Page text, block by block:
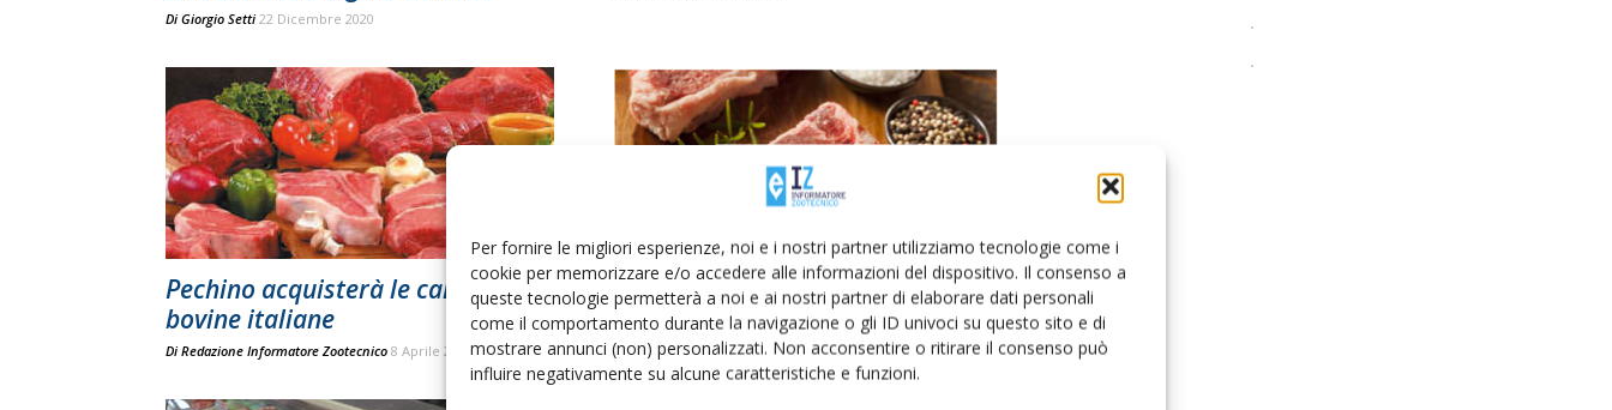
Per fornire le migliori esperienze, noi e i nostri partner utilizziamo tecnologie come i
cookie per memorizzare e/o accedere alle informazioni del dispositivo. Il consenso a
queste tecnologie permetterà a noi e ai nostri partner di elaborare dati personali
come il comportamento durante la navigazione o gli ID univoci su questo sito e di
mostrare annunci (non) personalizzati. Non acconsentire o ritirare il consenso può
influire negativamente su alcune caratteristiche e funzioni.
Di Giorgio Setti 22 Dicembre 2020
Pechino acquisterà le carni
bovine italiane
Di Redazione Informatore Zootecnico 8 Aprile 2020
Convegno a Padova: i punti chiave
della zootecnia bovina da carne
DiGiorgio Setti 10 Maggio 2019